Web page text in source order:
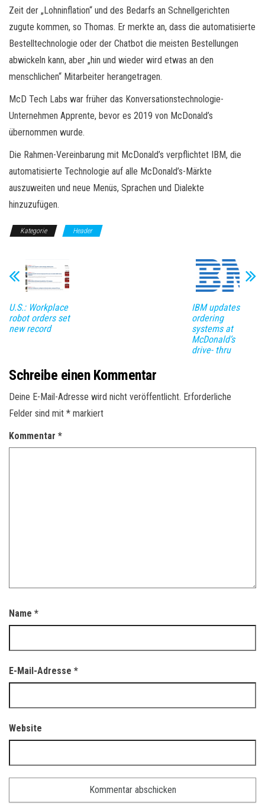
Zeit der „Lohninflation“ und des Bedarfs an Schnellgerichten
zugute kommen, so Thomas. Er merkte an, dass die automatisierte
Bestelltechnologie oder der Chatbot die meisten Bestellungen
abwickeln kann, aber „hin und wieder wird etwas an den
menschlichen“ Mitarbeiter herangetragen.
McD Tech Labs war früher das Konversationstechnologie-
Unternehmen Apprente, bevor es 2019 von McDonald’s
übernommen wurde.
Die Rahmen-Vereinbarung mit McDonald’s verpflichtet IBM, die
automatisierte Technologie auf alle McDonald’s-Märkte
auszuweiten und neue Menüs, Sprachen und Dialekte
hinzuzufügen.
Kategorie Header
U.S.: Workplace
robot orders set
new record
IBM updates
ordering
systems at
McDonald’s
drive- thru
Schreibe einen Kommentar
Deine E-Mail-Adresse wird nicht veröffentlicht. Erforderliche
Felder sind mit * markiert
Kommentar *
Name *
E-Mail-Adresse *
Website